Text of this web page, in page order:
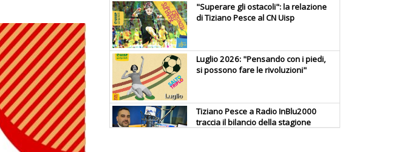
"Superare gli ostacoli": la relazione
di Tiziano Pesce al CN Uisp
Luglio 2026: "Pensando con i piedi,
si possono fare le rivoluzioni"
Tiziano Pesce a Radio InBlu2000
traccia il bilancio della stagione